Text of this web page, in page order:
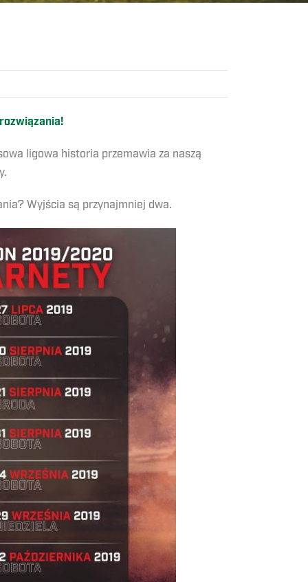
ligowa historia przemawia za naszą
Wyjścia są przynajmniej dwa.